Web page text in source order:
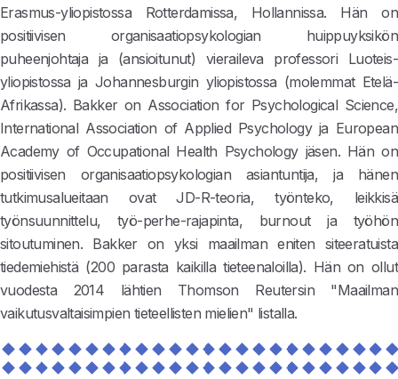
Erasmus-yliopistossa Rotterdamissa, Hollannissa. Hän on
positiivisen organisaatiopsykologian huippuyksikön
puheenjohtaja ja (ansioitunut) vieraileva professori Luoteis-
yliopistossa ja Johannesburgin yliopistossa (molemmat Etelä-
Afrikassa). Bakker on Association for Psychological Science,
International Association of Applied Psychology ja European
Academy of Occupational Health Psychology jäsen. Hän on
positiivisen organisaatiopsykologian asiantuntija, ja hänen
tutkimusalueitaan ovat JD-R-teoria, työnteko, leikkisä
työnsuunnittelu, työ-perhe-rajapinta, burnout ja työhön
sitoutuminen. Bakker on yksi maailman eniten siteeratuista
tiedemiehistä (200 parasta kaikilla tieteenaloilla). Hän on ollut
vuodesta 2014 lähtien Thomson Reutersin "Maailman
vaikutusvaltaisimpien tieteellisten mielien" listalla.